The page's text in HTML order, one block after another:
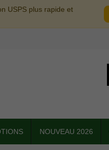
USPS plus rapide et
NOUVEAU 2026